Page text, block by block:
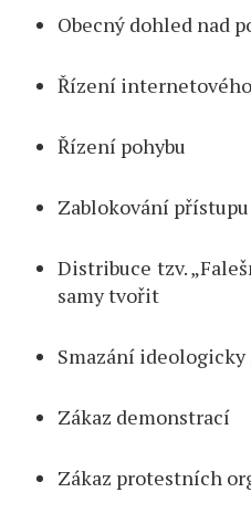
Obecný dohled nad
Řízení
Řízení pohybu
Zablokování
Distribuce tzv.
samy tvořit
Smazání ideologicky
Zákaz demonstrací
Zákaz protestních